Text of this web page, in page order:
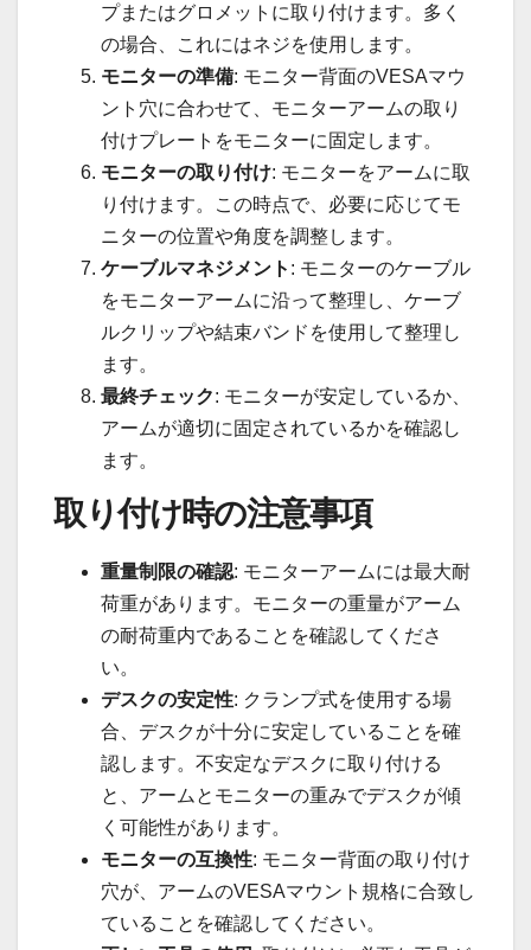
プまたはグロメットに取り付けます。多く
の場合、これにはネジを使用します。
モニターの準備: モニター背面のVESAマウ
ント穴に合わせて、モニターアームの取り
付けプレートをモニターに固定します。
モニターの取り付け: モニターをアームに取
り付けます。この時点で、必要に応じてモ
ニターの位置や角度を調整します。
ケーブルマネジメント : モニターのケーブル
をモニターアームに沿って整理し、ケーブ
ルクリップや結束バンドを使用して整理し
ます。
最終チェック: モニターが安定しているか、
アームが適切に固定されているかを確認し
ます。
取り付け時の注意事項
重量制限の確認: モニターアームには最大耐
荷重があります。モニターの重量がアーム
の耐荷重内であることを確認してくださ
い。
デスクの安定性: クランプ式を使用する場
合、デスクが十分に安定していることを確
認します。不安定なデスクに取り付ける
と、アームとモニターの重みでデスクが傾
く可能性があります。
モニターの互換性: モニター背面の取り付け
穴が、アームのVESAマウント規格に合致し
ていることを確認してください。